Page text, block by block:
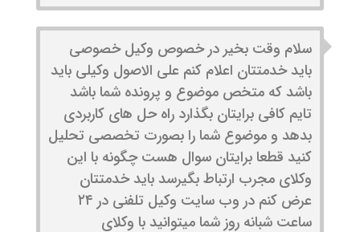
سلام وقت بخیر در خصوص وکیل خصوصی
باید خدمتتان اعلام کنم علی الاصول وکیلی باید
باشد که متخص موضوع و پرونده شما باشد
تایم کافی برایتان بگذارد راه حل های کاربردی
بدهد و موضوع شما را بصورت تخصصی تحلیل
کنید قطعا برایتان سوال هست چگونه با این
وکلای مجرب ارتباط بگیرسد باید خدمتتان
عرض کنم در وب سایت وکیل تلفنی در ۲۴
ساعت شبانه روز شما میتوانید با وکلای